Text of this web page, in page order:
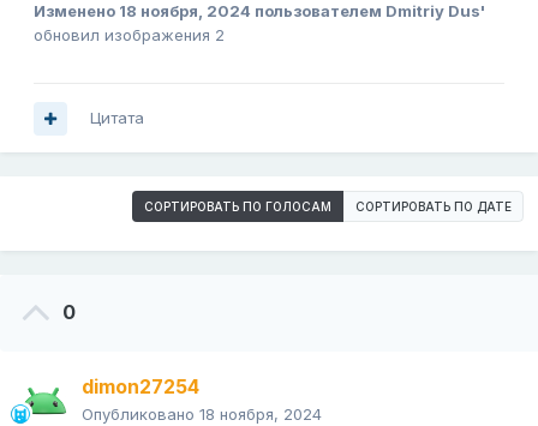
Изменено 18 ноября, 2024 пользователем Dmitriy Dus'
обновил изображения 2
Цитата
СОРТИРОВАТЬ ПО ГОЛОСАМ СОРТИРОВАТЬ ПО ДАТЕ
0
dimon27254
Опубликовано 18 ноября, 2024